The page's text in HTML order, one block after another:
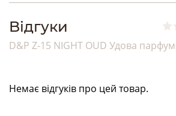
Bідгуки
D&P Z-15 NIGHT OUD Удова
Немає відгуків про цей товар.